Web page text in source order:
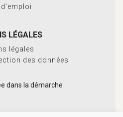
LÉGALES
légales
des données
dans la démarche